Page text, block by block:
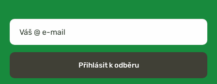
Přihlásit k odběru